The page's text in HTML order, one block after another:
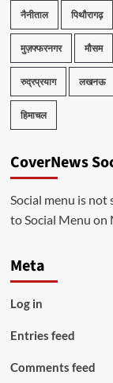
नैनीताल पिथौरागढ़
मुज़फ्फरनगर मौसम
रुद्रप्रयाग लखनऊ
हिमाचल
CoverNews
Social menu is not
to Social Menu on
Meta
Log in
Entries feed
Comments feed